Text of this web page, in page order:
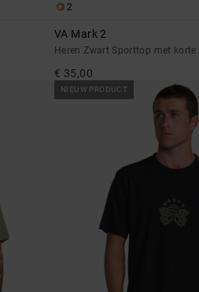
2
VA Mark 2
Heren Zwart Sporttop met korte
€ 35,00
NIEUW PRODUCT